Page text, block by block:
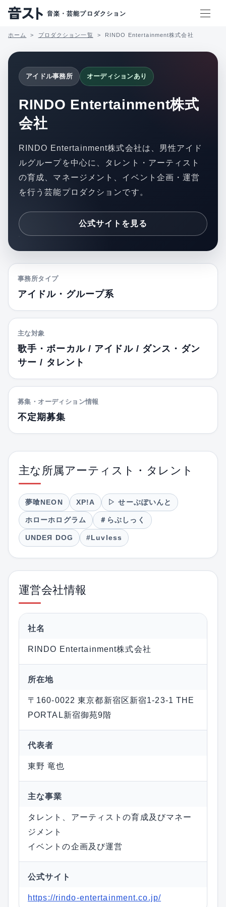
音楽・芸能プロダクション
ホーム プロダクション一覧 RINDO Entertainment株式会社
アイドル事務所 オーディションあり
RINDO Entertainment株式
会社
RINDO Entertainment株式会社は、男性アイド
ルグループを中心に、タレント・アーティスト
の育成、マネージメント、イベント企画・運営
を行う芸能プロダクションです。
公式サイトを見る
事務所タイプ
アイドル・グループ系
主な対象
歌手・ボーカル / アイドル / ダンス・ダン
サー / タレント
募集・オーディション情報
不定期募集
主な所属アーティスト・タレント
夢喰NEON XP!A ▷ せーぶぽいんと
ホローホログラム ＃らぶしっく
UNDEЯ DOG #Luvless
運営会社情報
社名
RINDO Entertainment株式会社
所在地
〒160-0022 東京都新宿区新宿1-23-1 THE
PORTAL新宿御苑9階
代表者
東野 竜也
主な事業
タレント、アーティストの育成及びマネー
ジメント
イベントの企画及び運営
公式サイト
https://rindo-entertainment.co.jp/